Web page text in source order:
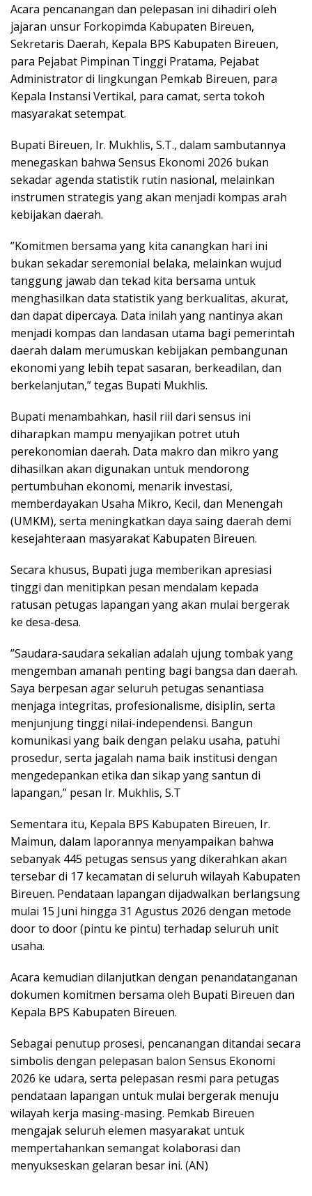
​Acara pencanangan dan pelepasan ini dihadiri oleh
jajaran unsur Forkopimda Kabupaten Bireuen,
Sekretaris Daerah, Kepala BPS Kabupaten Bireuen,
para Pejabat Pimpinan Tinggi Pratama, Pejabat
Administrator di lingkungan Pemkab Bireuen, para
Kepala Instansi Vertikal, para camat, serta tokoh
masyarakat setempat.
​Bupati Bireuen, Ir. Mukhlis, S.T., dalam sambutannya
menegaskan bahwa Sensus Ekonomi 2026 bukan
sekadar agenda statistik rutin nasional, melainkan
instrumen strategis yang akan menjadi kompas arah
kebijakan daerah.
​”Komitmen bersama yang kita canangkan hari ini
bukan sekadar seremonial belaka, melainkan wujud
tanggung jawab dan tekad kita bersama untuk
menghasilkan data statistik yang berkualitas, akurat,
dan dapat dipercaya. Data inilah yang nantinya akan
menjadi kompas dan landasan utama bagi pemerintah
daerah dalam merumuskan kebijakan pembangunan
ekonomi yang lebih tepat sasaran, berkeadilan, dan
berkelanjutan,” tegas Bupati Mukhlis.
​Bupati menambahkan, hasil riil dari sensus ini
diharapkan mampu menyajikan potret utuh
perekonomian daerah. Data makro dan mikro yang
dihasilkan akan digunakan untuk mendorong
pertumbuhan ekonomi, menarik investasi,
memberdayakan Usaha Mikro, Kecil, dan Menengah
(UMKM), serta meningkatkan daya saing daerah demi
kesejahteraan masyarakat Kabupaten Bireuen.
​Secara khusus, Bupati juga memberikan apresiasi
tinggi dan menitipkan pesan mendalam kepada
ratusan petugas lapangan yang akan mulai bergerak
ke desa-desa.
​”Saudara-saudara sekalian adalah ujung tombak yang
mengemban amanah penting bagi bangsa dan daerah.
Saya berpesan agar seluruh petugas senantiasa
menjaga integritas, profesionalisme, disiplin, serta
menjunjung tinggi nilai-independensi. Bangun
komunikasi yang baik dengan pelaku usaha, patuhi
prosedur, serta jagalah nama baik institusi dengan
mengedepankan etika dan sikap yang santun di
lapangan,” pesan Ir. Mukhlis, S.T
Sementara itu, Kepala BPS Kabupaten Bireuen, Ir.
Maimun, dalam laporannya menyampaikan bahwa
sebanyak 445 petugas sensus yang dikerahkan akan
tersebar di 17 kecamatan di seluruh wilayah Kabupaten
Bireuen. Pendataan lapangan dijadwalkan berlangsung
mulai 15 Juni hingga 31 Agustus 2026 dengan metode
door to door (pintu ke pintu) terhadap seluruh unit
usaha.
Acara kemudian dilanjutkan dengan penandatanganan
dokumen komitmen bersama oleh Bupati Bireuen dan
Kepala BPS Kabupaten Bireuen.
​Sebagai penutup prosesi, pencanangan ditandai secara
simbolis dengan pelepasan balon Sensus Ekonomi
2026 ke udara, serta pelepasan resmi para petugas
pendataan lapangan untuk mulai bergerak menuju
wilayah kerja masing-masing. Pemkab Bireuen
mengajak seluruh elemen masyarakat untuk
mempertahankan semangat kolaborasi dan
menyukseskan gelaran besar ini. (AN)